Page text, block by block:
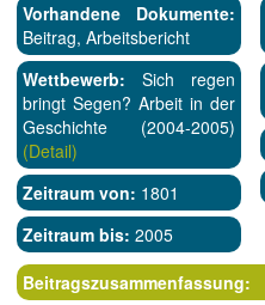
Vorhandene Dokumente:
Beitrag, Arbeitsbericht
Wettbewerb: Sich regen
bringt Segen? Arbeit in der
Geschichte (2004-2005)
(Detail)
Zeitraum von: 1801
Zeitraum bis: 2005
Beitragszusammenfassung: